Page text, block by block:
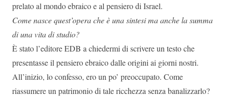
prelato al mondo ebraico e al pensiero di Israel.
Come nasce quest’opera che è una sintesi ma anche la summa
di una vita di studio?
È stato l’editore EDB a chiedermi di scrivere un testo che
presentasse il pensiero ebraico dalle origini ai giorni nostri.
All’inizio, lo confesso, ero un po’ preoccupato. Come
riassumere un patrimonio di tale ricchezza senza banalizzarlo?